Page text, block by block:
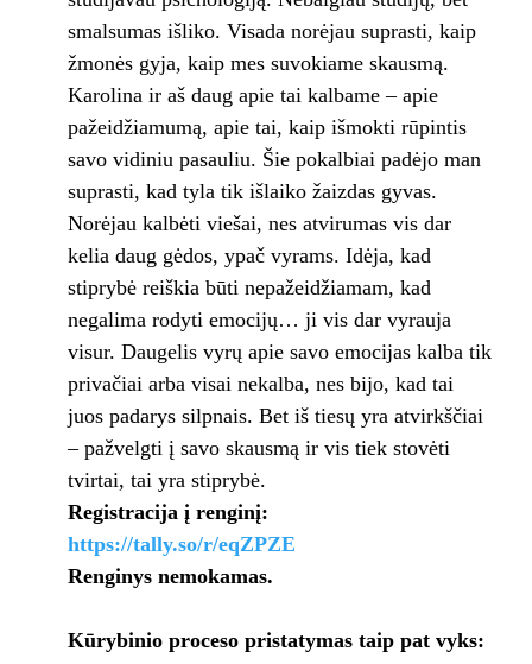
smalsumas išliko. Visada norėjau suprasti, kaip
žmonės gyja, kaip mes suvokiame skausmą.
Karolina ir aš daug apie tai kalbame – apie
pažeidžiamumą, apie tai, kaip išmokti rūpintis
savo vidiniu pasauliu. Šie pokalbiai padėjo man
suprasti, kad tyla tik išlaiko žaizdas gyvas.
Norėjau kalbėti viešai, nes atvirumas vis dar
kelia daug gėdos, ypač vyrams. Idėja, kad
stiprybė reiškia būti nepažeidžiamam, kad
negalima rodyti emocijų… ji vis dar vyrauja
visur. Daugelis vyrų apie savo emocijas kalba tik
privačiai arba visai nekalba, nes bijo, kad tai
juos padarys silpnais. Bet iš tiesų yra atvirkščiai
– pažvelgti į savo skausmą ir vis tiek stovėti
tvirtai, tai yra stiprybė.
Registracija į renginį:
https://tally.so/r/eqZPZE
Renginys nemokamas.
Kūrybinio proceso pristatymas taip pat vyks: